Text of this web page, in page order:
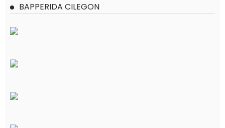
BAPPERIDA CILEGON